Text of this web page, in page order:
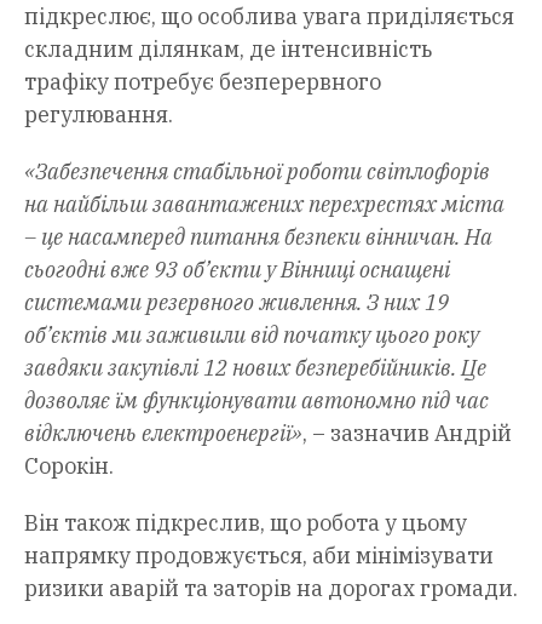
підкреслює, що особлива увага приділяється
складним ділянкам, де інтенсивність
трафіку потребує безперервного
регулювання.
«Забезпечення стабільної роботи світлофорів
на найбільш завантажених перехрестях міста
– це насамперед питання безпеки вінничан. На
сьогодні вже 93 об’єкти у Вінниці оснащені
системами резервного живлення. З них 19
об’єктів ми заживили від початку цього року
завдяки закупівлі 12 нових безперебійників. Це
дозволяє їм функціонувати автономно під час
відключень електроенергії», – зазначив Андрій
Сорокін.
Він також підкреслив, що робота у цьому
напрямку продовжується, аби мінімізувати
ризики аварій та заторів на дорогах громади.